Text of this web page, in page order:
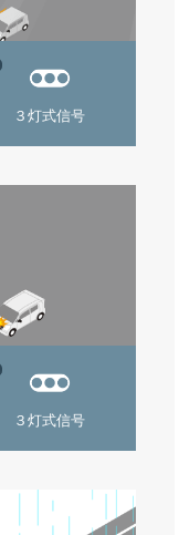
３灯式信号
３灯式信号